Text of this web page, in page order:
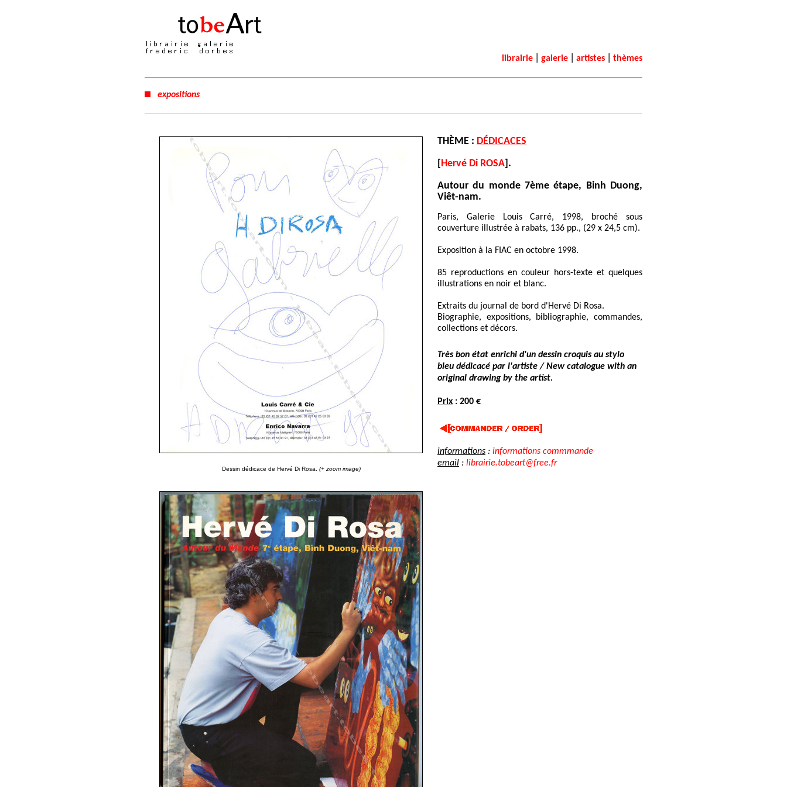
librairie galerie artistes thèmes
expositions
Dessin dédicace de Hervé Di Rosa. (+ zoom image)
THÈME : DÉDICACES
[Hervé Di ROSA].
Autour du monde 7ème étape, Binh Duong,
Viêt-nam.
Paris, Galerie Louis Carré, 1998, broché sous
couverture illustrée à rabats, 136 pp., (29 x 24,5 cm).
Exposition à la FIAC en octobre 1998.
85 reproductions en couleur hors-texte et quelques
illustrations en noir et blanc.
Extraits du journal de bord d'Hervé Di Rosa.
Biographie, expositions, bibliographie, commandes,
collections et décors.
Très bon état enrichi d'un dessin croquis au stylo
bleu dédicacé par l'artiste / New catalogue with an
original drawing by the artist.
Prix : 200 €
informations : informations commmande
email : librairie.tobeart@free.fr